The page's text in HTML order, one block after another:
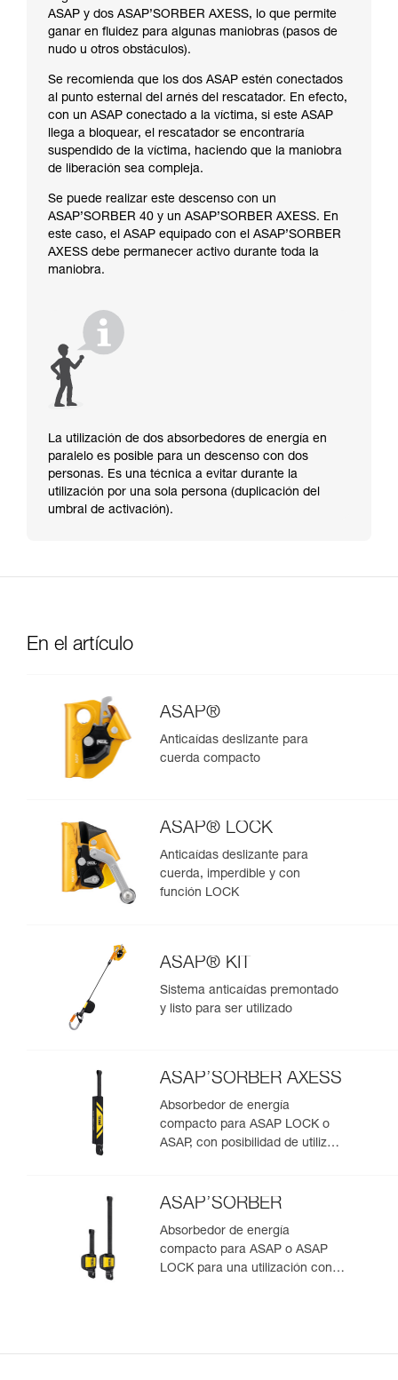
ASAP y dos ASAP’SORBER AXESS, lo que permite
ganar en fluidez para algunas maniobras (pasos de
nudo u otros obstáculos).
Se recomienda que los dos ASAP estén conectados
al punto esternal del arnés del rescatador. En efecto,
con un ASAP conectado a la víctima, si este ASAP
llega a bloquear, el rescatador se encontraría
suspendido de la víctima, haciendo que la maniobra
de liberación sea compleja.
Se puede realizar este descenso con un
ASAP’SORBER 40 y un ASAP’SORBER AXESS. En
este caso, el ASAP equipado con el ASAP’SORBER
AXESS debe permanecer activo durante toda la
maniobra.
La utilización de dos absorbedores de energía en
paralelo es posible para un descenso con dos
personas. Es una técnica a evitar durante la
utilización por una sola persona (duplicación del
umbral de activación).
En el artículo
ASAP®
Anticaídas deslizante para
cuerda compacto
ASAP® LOCK
Anticaídas deslizante para
cuerda, imperdible y con
función LOCK
ASAP® KIT
Sistema anticaídas premontado
y listo para ser utilizado
ASAP’SORBER AXESS
Absorbedor de energía
compacto para ASAP LOCK o
ASAP, con posibilidad de utilizar
ASAP’SORBER
Absorbedor de energía
compacto para ASAP o ASAP
LOCK para una utilización con